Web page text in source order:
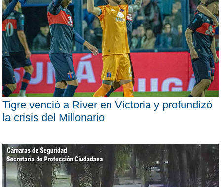
Tigre venció a River en Victoria y profundizó
la crisis del Millonario